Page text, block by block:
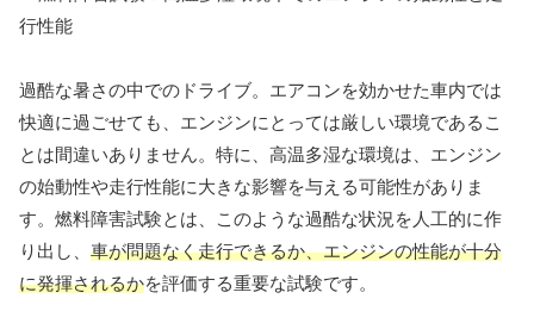
過酷な暑さの中でのドライブ。エアコンを効かせた車内では
快適に過ごせても、エンジンにとっては厳しい環境であるこ
とは間違いありません。特に、高温多湿な環境は、エンジン
の始動性や走行性能に大きな影響を与える可能性がありま
す。燃料障害試験とは、このような過酷な状況を人工的に作
り出し、 車が問題なく走行できるか、エンジンの性能が十分
に発揮されるかを評価する重要な試験です。